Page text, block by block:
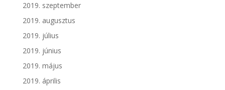
2019. szeptember
2019. augusztus
2019. július
2019. június
2019. május
2019. április